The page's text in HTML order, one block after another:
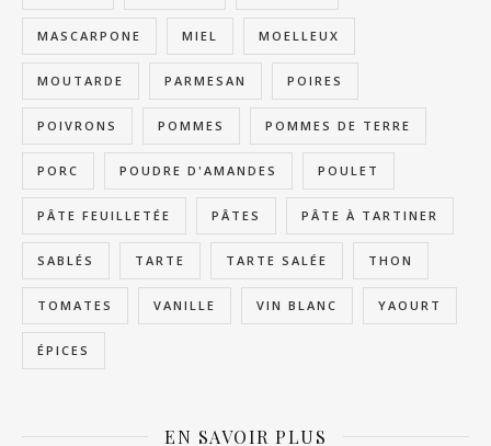
MASCARPONE MIEL MOELLEUX
MOUTARDE PARMESAN POIRES
POIVRONS POMMES POMMES DE TERRE
PORC POUDRE D'AMANDES POULET
PÂTE FEUILLETÉE PÂTES PÂTE À TARTINER
SABLÉS TARTE TARTE SALÉE THON
TOMATES VANILLE VIN BLANC YAOURT
ÉPICES
EN SAVOIR PLUS